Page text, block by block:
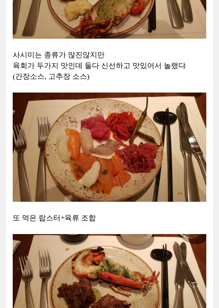
사시미는 종류가 많진않지만
육회가 두가지 맛인데 둘다 신선하고 맛있어서 놀랬댜
(간장소스, 고추장 소스)
또 먹은 랍스터+육류 조합